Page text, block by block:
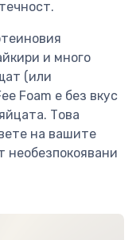
и много
(или
Foam е без вкус
Това
на вашите
необезпокоявани